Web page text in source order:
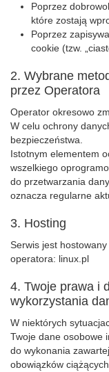
Poprzez
które zostają
Poprzez
cookie (tzw.
2. Wybrane
przez Operatora
Operator okresowo
W celu ochrony
bezpieczeństwa.
Istotnym elementem
wszelkiego
do przetwarzania
oznacza regularne
3. Hosting
Serwis jest
operatora: linux.pl
4. Twoje prawa i
wykorzystania
W niektórych
Twoje dane osobowe
do wykonania
obowiązków